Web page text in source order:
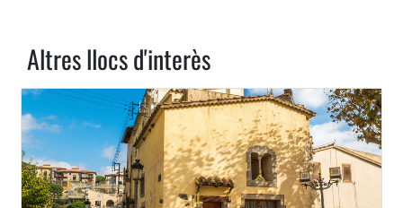
Altres llocs d'interès